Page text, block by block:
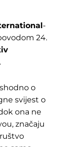
-
24.
o
svijest o
ona ne
značaju